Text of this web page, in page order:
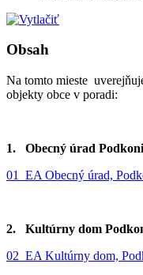
Obsah
Na tomto mieste
objekty obce v poradi:
1. Obecný úrad
01_EA Obecný úrad,
2. Kultúrny dom
02_EA Kultúrny dom,